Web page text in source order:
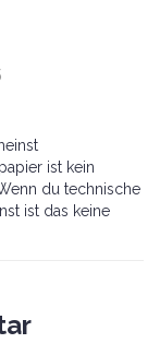
ist kein
du technische
ist das keine